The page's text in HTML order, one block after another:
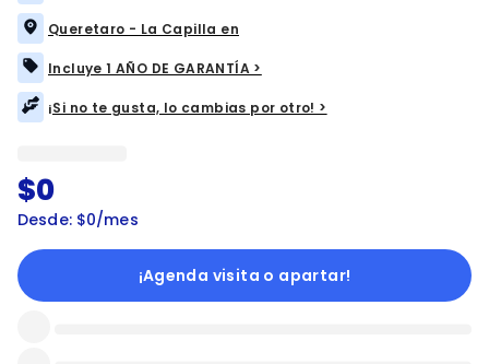
Queretaro - La Capilla en
Incluye 1 AÑO DE GARANTÍA >
¡Si no te gusta, lo cambias por otro! >
$0
Desde: $0/mes
¡Agenda visita o apartar!